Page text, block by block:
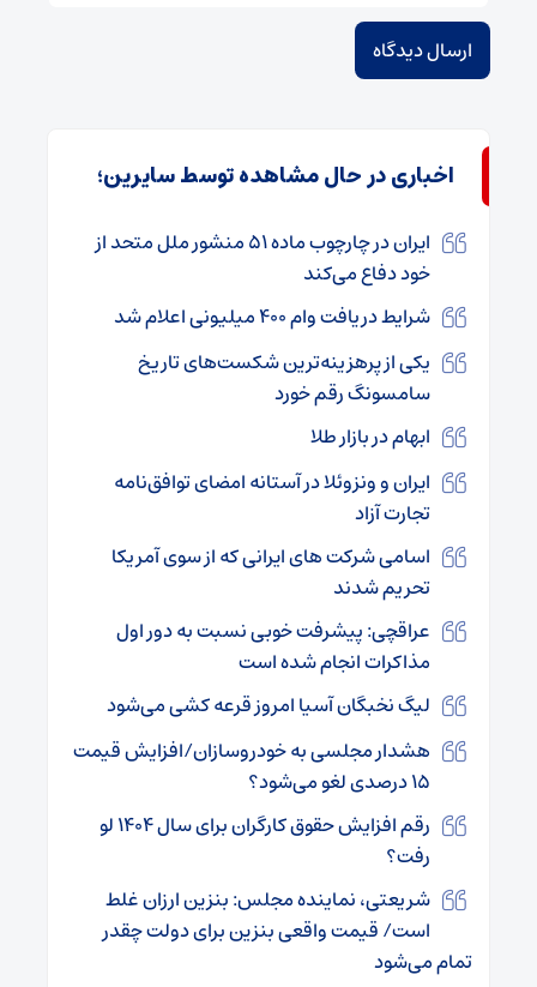
اخباری در حال مشاهده توسط سایرین؛
ایران در چارچوب ماده ۵۱ منشور ملل متحد از
خود دفاع می‌کند
شرایط دریافت وام ۴۰۰ میلیونی اعلام شد
یکی از پرهزینه‌ترین شکست‌های تاریخ
سامسونگ رقم خورد
ابهام در بازار طلا
ایران و ونزوئلا در آستانه امضای توافق‌نامه
تجارت آزاد
اسامی شرکت های ایرانی که از سوی آمریکا
تحریم شدند
عراقچی: پیشرفت خوبی نسبت به دور اول
مذاکرات انجام شده است
لیگ نخبگان آسیا امروز قرعه کشی می‌شود
هشدار مجلسی به خودروسازان/افزایش قیمت
۱۵ درصدی لغو می‌شود؟
رقم افزایش حقوق کارگران برای سال ۱۴۰۴ لو
رفت؟
شریعتی، نماینده مجلس: بنزین ارزان غلط
است/ قیمت واقعی بنزین برای دولت چقدر
تمام می‌شود